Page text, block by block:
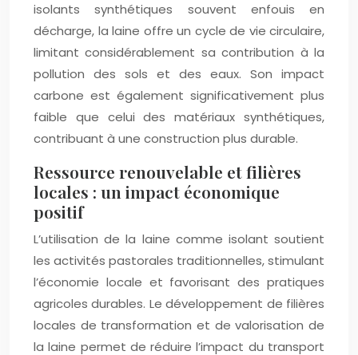
isolants synthétiques souvent enfouis en
décharge, la laine offre un cycle de vie circulaire,
limitant considérablement sa contribution à la
pollution des sols et des eaux. Son impact
carbone est également significativement plus
faible que celui des matériaux synthétiques,
contribuant à une construction plus durable.
Ressource renouvelable et filières
locales : un impact économique
positif
L’utilisation de la laine comme isolant soutient
les activités pastorales traditionnelles, stimulant
l’économie locale et favorisant des pratiques
agricoles durables. Le développement de filières
locales de transformation et de valorisation de
la laine permet de réduire l’impact du transport